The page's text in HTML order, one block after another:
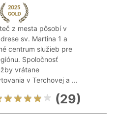
z mesta pôsobí v
sv. Martina 1 a
centrum služieb pre
Spoločnosť
vrátane
v Terchovej a ...
(29)